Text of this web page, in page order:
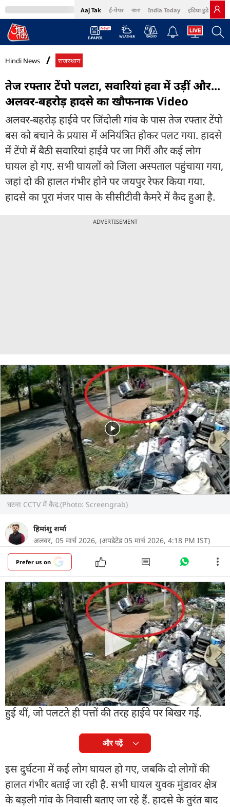
Aaj Tak ई-पेपर বাংলা India Today इंडिया टुडे हिंदी
MumbaiTak Cosmopolitan Harper's Bazaar Northeast
Hindi News राजस्थान
तेज रफ्तार टेंपो पलटा, सवारियां हवा में उड़ीं और...
अलवर-बहरोड़ हादसे का खौफनाक Video
अलवर-बहरोड़ हाईवे पर जिंदोली गांव के पास तेज रफ्तार टेंपो
बस को बचाने के प्रयास में अनियंत्रित होकर पलट गया. हादसे
में टेंपो में बैठी सवारियां हाईवे पर जा गिरीं और कई लोग
घायल हो गए. सभी घायलों को जिला अस्पताल पहुंचाया गया,
जहां दो की हालत गंभीर होने पर जयपुर रेफर किया गया.
हादसे का पूरा मंजर पास के सीसीटीवी कैमरे में कैद हुआ है.
ADVERTISEMENT
घटना CCTV में कैद.(Photo: Screengrab)
हिमांशु शर्मा
अलवर, 05 मार्च 2026, (अपडेटेड 05 मार्च 2026, 4:18 PM IST)
Prefer us on
राजस्थान के अलवर जिले में तेज रफ्तार के कारण बड़ा सड़क
हादसा सामने आया है. अलवर-बहरोड़ सड़क मार्ग पर जिंदोली
गांव के पास एक तेज रफ्तार टेंपो अचानक अनियंत्रित होकर
पलट गया. बताया जा रहा है कि सामने से आ रही तेज रफ्तार
रोडवेज बस को बचाने के प्रयास में चालक ने अचानक वाहन
मोड़ दिया, जिससे टेंपो का संतुलन बिगड़ गया और वह सड़क
किनारे पलट गया. हादसे के समय टेंपो में कई सवारियां बैठी
हुई थीं, जो पलटते ही पत्तों की तरह हाईवे पर बिखर गईं.
और पढ़ें
इस दुर्घटना में कई लोग घायल हो गए, जबकि दो लोगों की
हालत गंभीर बताई जा रही है. सभी घायल युवक मुंडावर क्षेत्र
के बड़ली गांव के निवासी बताए जा रहे हैं. हादसे के तुरंत बाद